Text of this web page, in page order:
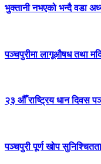
भुक्तानी नभएको भन्दै वडा
पञ्चपुरीमा लागूऔषध तथा
२३ औँ राष्ट्रिय धान दिवस
पञ्चपुरी पूर्ण खोप